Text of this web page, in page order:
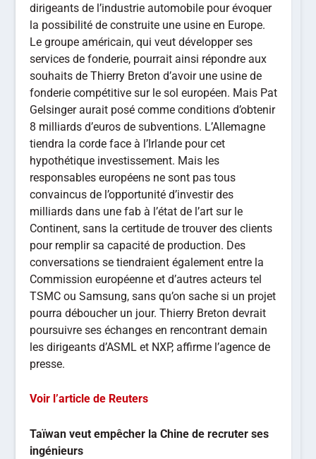
dirigeants de l’industrie automobile pour évoquer
la possibilité de construite une usine en Europe.
Le groupe américain, qui veut développer ses
services de fonderie, pourrait ainsi répondre aux
souhaits de Thierry Breton d’avoir une usine de
fonderie compétitive sur le sol européen. Mais Pat
Gelsinger aurait posé comme conditions d’obtenir
8 milliards d’euros de subventions. L’Allemagne
tiendra la corde face à l’Irlande pour cet
hypothétique investissement. Mais les
responsables européens ne sont pas tous
convaincus de l’opportunité d’investir des
milliards dans une fab à l’état de l’art sur le
Continent, sans la certitude de trouver des clients
pour remplir sa capacité de production. Des
conversations se tiendraient également entre la
Commission européenne et d’autres acteurs tel
TSMC ou Samsung, sans qu’on sache si un projet
pourra déboucher un jour. Thierry Breton devrait
poursuivre ses échanges en rencontrant demain
les dirigeants d’ASML et NXP, affirme l’agence de
presse.
Voir l’article de Reuters
Taïwan veut empêcher la Chine de recruter ses
ingénieurs